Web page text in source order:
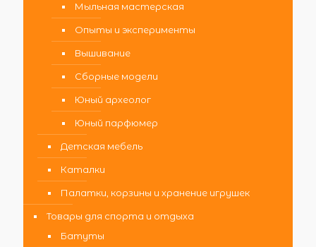
Мыльная мастерская
Опыты и эксперименты
Вышивание
Сборные модели
Юный археолог
Юный парфюмер
Детская мебель
Каталки
Палатки, корзины и хранение игрушек
Товары для спорта и отдыха
Батуты